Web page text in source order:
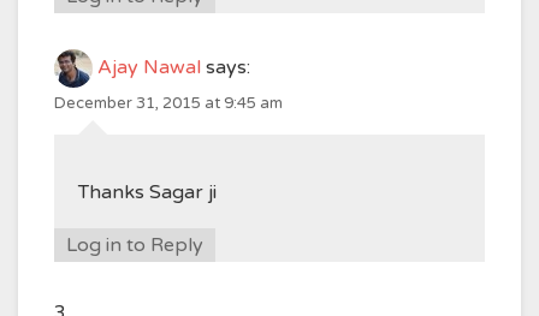
Ajay Nawal says:
December 31, 2015 at 9:45 am
Thanks Sagar ji
Log in to Reply